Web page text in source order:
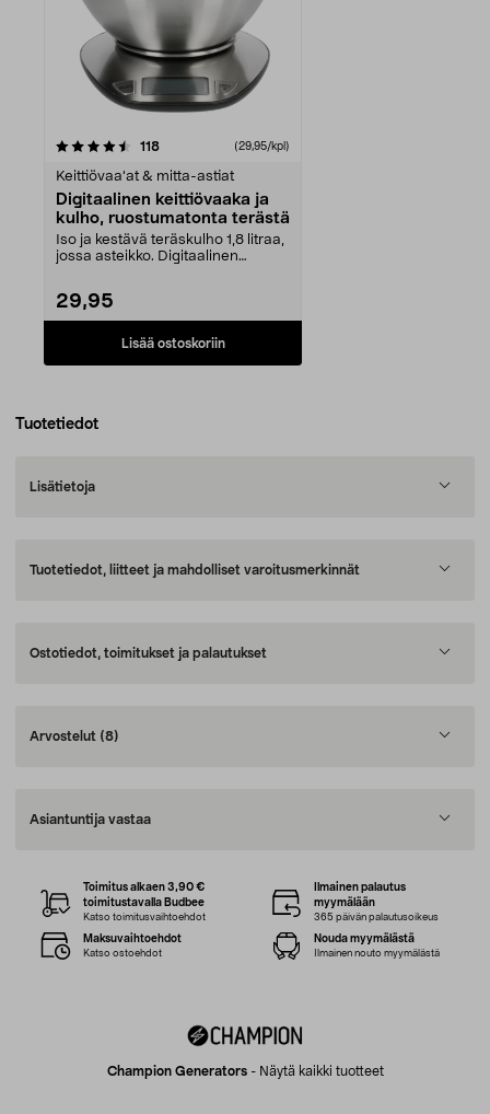
118arvostelut (29,95/kpl)
Keittiövaa'at & mitta-astiat
Digitaalinen keittiövaaka ja
kulho, ruostumatonta terästä
Iso ja kestävä teräskulho 1,8 litraa,
jossa asteikko. Digitaalinen
29,95
Lisää ostoskoriin
Tuotetiedot
Lisätietoja
Tuotetiedot, liitteet ja mahdolliset varoitusmerkinnät
Ostotiedot, toimitukset ja palautukset
Arvostelut (8)
Asiantuntija vastaa
Champion Generators- Näytä kaikki tuotteet
Toimitus alkaen 3,90 €
toimitustavalla Budbee
Katso toimitusvaihtoehdot
Ilmainen palautus
myymälään
365 päivän palautusoikeus
Maksuvaihtoehdot
Katso ostoehdot
Nouda myymälästä
Ilmainen nouto myymälästä